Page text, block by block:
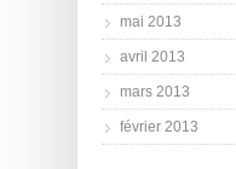
mai 2013
avril 2013
mars 2013
février 2013